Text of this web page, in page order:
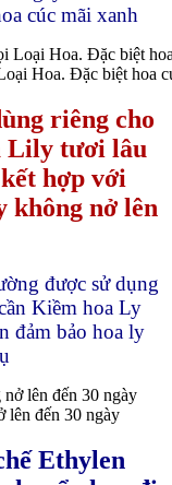
cúc mãi xanh
Hoa. Đặc biệt hoa
riêng cho
Lily tươi lâu
hợp với
không nở lên
được sử dụng
Kiềm hoa Ly
đảm bảo hoa ly
lên đến 30 ngày
Ethylen